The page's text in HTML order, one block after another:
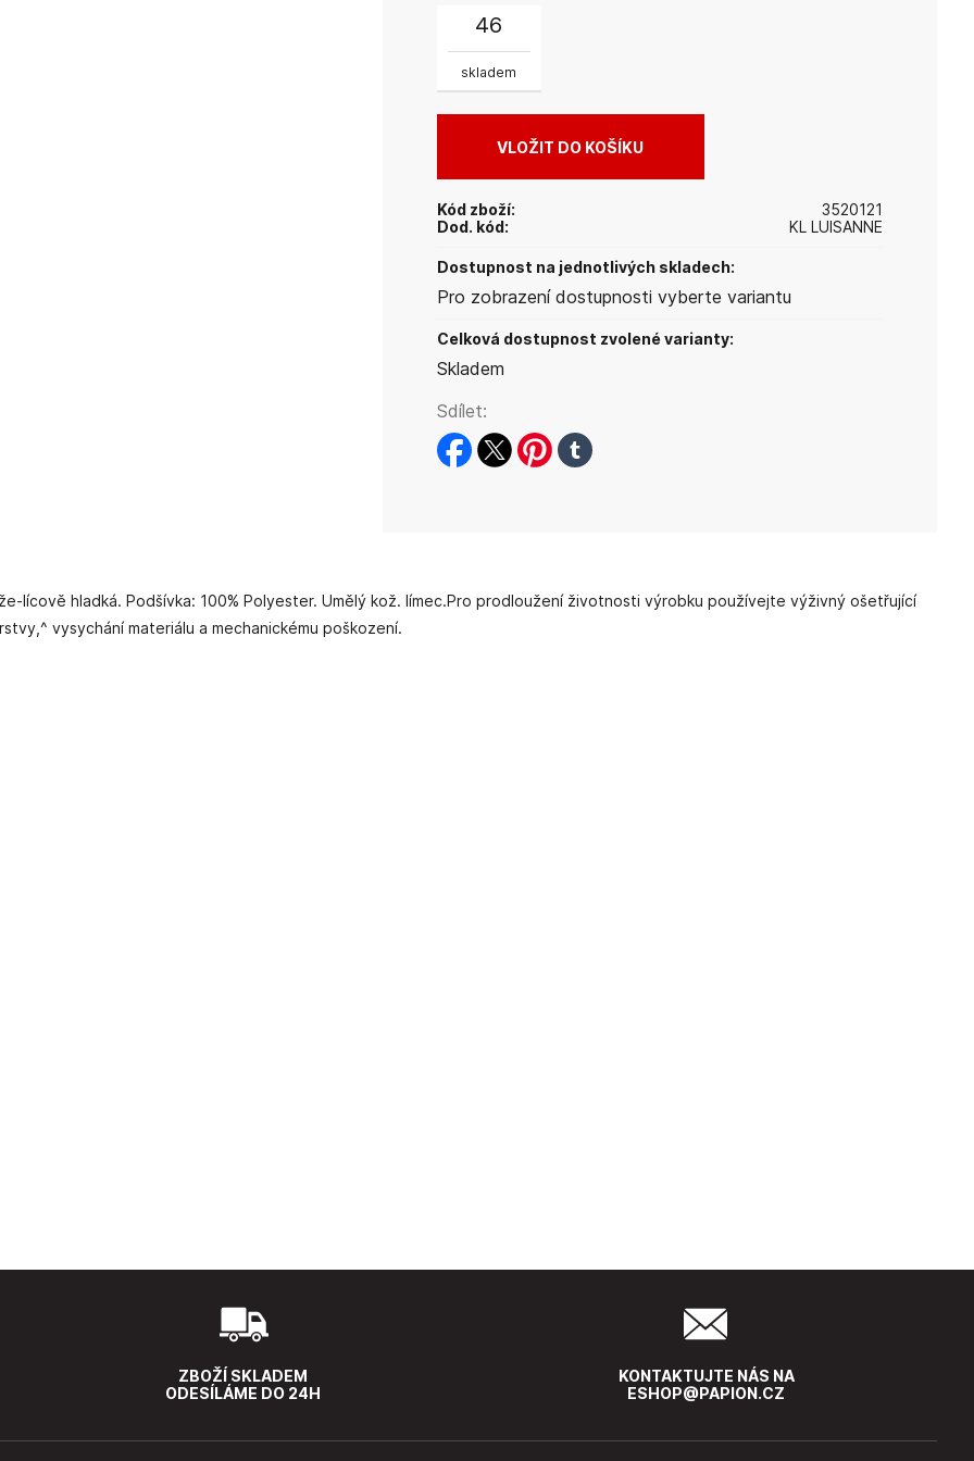
46
skladem
Kód zboží:
3520121
Dod. kód:
KL LUISANNE
Dostupnost na jednotlivých skladech:
Pro zobrazení dostupnosti vyberte variantu
Celková dostupnost zvolené varianty:
Skladem
Sdílet:
facebook
twitterpinterest
tumblr
lícově hladká. Podšívka: 100% Polyester. Umělý kož. límec.Pro prodloužení životnosti výrobku používejte výživný ošetřující
vysychání materiálu a mechanickému poškození.
ZBOŽÍ SKLADEM
ODESÍLÁME DO 24H
KONTAKTUJTE NÁS NA
ESHOP@PAPION.CZ